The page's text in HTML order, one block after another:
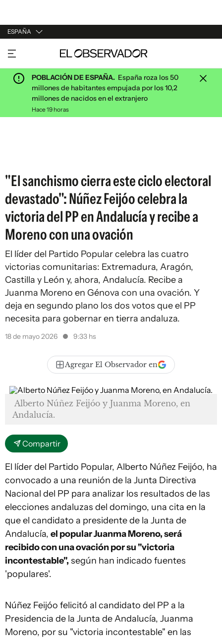
ESPAÑA
URUGUAY
ARGENTINA
ESPAÑA
ESTADOS UNIDOS
POBLACIÓN DE ESPAÑA. España roza los 50
millones de habitantes empujada por los 10,2
millones de nacidos en el extranjero
Hace 19 horas
"El sanchismo cierra este ciclo electoral
devastado": Núñez Feijóo celebra la
victoria del PP en Andalucía y recibe a
Moreno con una ovación
El líder del Partido Popular celebra las cuatro
victorias comunitarias: Extremadura, Aragón,
Castilla y León y, ahora, Andalucía. Recibe a
Juanma Moreno en Génova con una ovación. Y
deja en segundo plano los dos votos que el PP
necesita para gobernar en tierra andaluza.
18 de mayo 2026 9:33 hs
Agregar El Observador en
Alberto Núñez Feijóo y Juanma Moreno, en
Andalucía.
Compartir
El líder del Partido Popular, Alberto Núñez Feijóo, ha
convocado a una reunión de la Junta Directiva
Nacional del PP para analizar los resultados de las
elecciones andaluzas del domingo, una cita en la
que el candidato a presidente de la Junta de
Andalucía, el popular Juanma Moreno, será
recibido con una ovación por su "victoria
incontestable", según han indicado fuentes
'populares'.
Núñez Feijóo felicitó al candidato del PP a la
Presidencia de la Junta de Andalucía, Juanma
Moreno, por su "victoria incontestable" en las